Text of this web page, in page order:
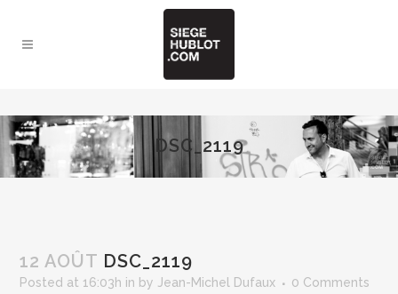
DSC_2119
12 AOÛT DSC_2119
Posted at 16:03h in by Jean-Michel Dufaux 0 Comments